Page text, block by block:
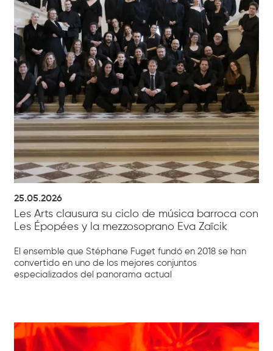
25.05.2026
Les Arts clausura su ciclo de música barroca con
Les Épopées y la mezzosoprano Eva Zaïcik
El ensemble que Stéphane Fuget fundó en 2018 se han
convertido en uno de los mejores conjuntos
especializados del panorama actual